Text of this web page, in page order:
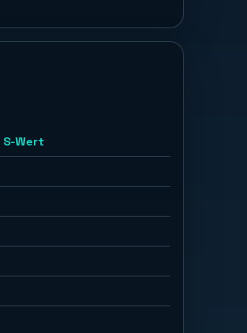
S-Wert